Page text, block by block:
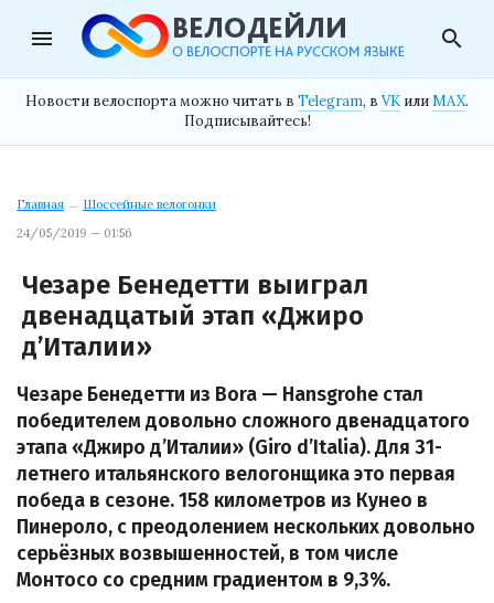
menu search
Новости велоспорта можно читать в Telegram, в VK илиMAX.
Подписывайтесь!
Главная → Шоссейные велогонки
24/05/2019 — 01:56
Чезаре Бенедетти выиграл
двенадцатый этап «Джиро
д’Италии»
Чезаре Бенедетти из Bora — Hansgrohe стал
победителем довольно сложного двенадцатого
этапа «Джиро д’Италии» (Giro d’Italia). Для 31-
летнего итальянского велогонщика это первая
победа в сезоне. 158 километров из Кунео в
Пинероло, с преодолением нескольких довольно
серьёзных возвышенностей, в том числе
Монтосо со средним градиентом в 9,3%.